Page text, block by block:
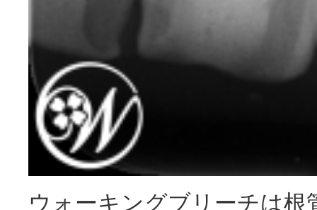
ウォーキングブリーチは根